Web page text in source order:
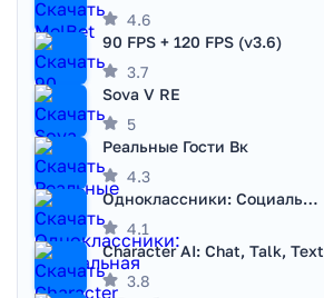
4.6
90 FPS + 120 FPS (v3.6)
3.7
Sova V RE
5
Реальные Гости Вк
4.3
Одноклассники: Социальная сеть
4.1
Character AI: Chat, Talk, Text
3.8